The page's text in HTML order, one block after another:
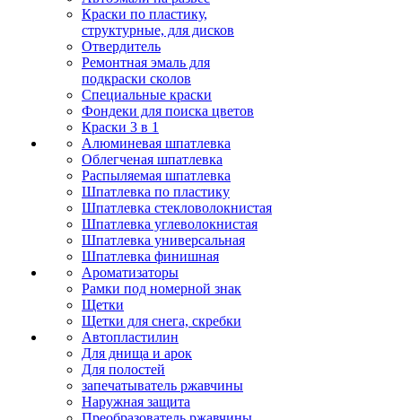
Краски по пластику,
структурные, для дисков
Отвердитель
Ремонтная эмаль для
подкраски сколов
Специальные краски
Фондеки для поиска цветов
Краски 3 в 1
Алюминевая шпатлевка
Облегченая шпатлевка
Распыляемая шпатлевка
Шпатлевка по пластику
Шпатлевка стекловолокнистая
Шпатлевка углеволокнистая
Шпатлевка универсальная
Шпатлевка финишная
Ароматизаторы
Рамки под номерной знак
Щетки
Щетки для снега, скребки
Автопластилин
Для днища и арок
Для полостей
запечатыватель ржавчины
Наружная защита